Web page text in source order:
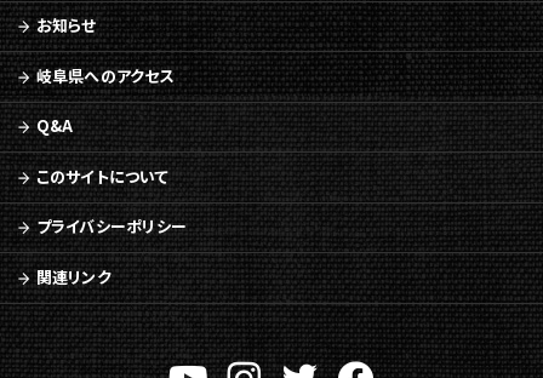
お知らせ
岐阜県へのアクセス
Q&A
このサイトについて
プライバシーポリシー
関連リンク